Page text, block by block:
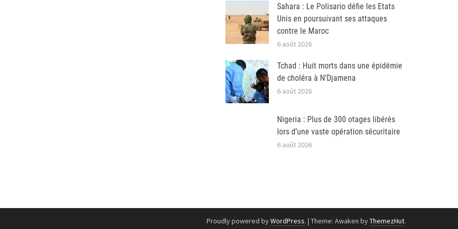
Sahara : Le Polisario défie les Etats
Unis en poursuivant ses attaques
contre le Maroc
6 août 2026
Tchad : Huit morts dans une épidémie
de choléra à N’Djamena
6 août 2026
Nigeria : Plus de 300 otages libérés
lors d’une vaste opération sécuritaire
6 août 2026
Proudly powered byWordPress. | Theme: Awaken byThemezHut.